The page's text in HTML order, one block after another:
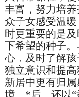
丰富，努力培
众子女感受温暖
时更重要的是
下希望的种子
心，及时了解
独立意识和提
新居中更有归
境。*后，还以